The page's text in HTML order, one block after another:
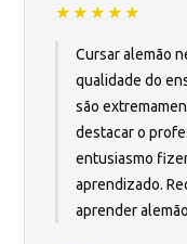
★★★★★
Cursar alemão
qualidade do
são
destacar o
entusiasmo
aprendizado.
aprender